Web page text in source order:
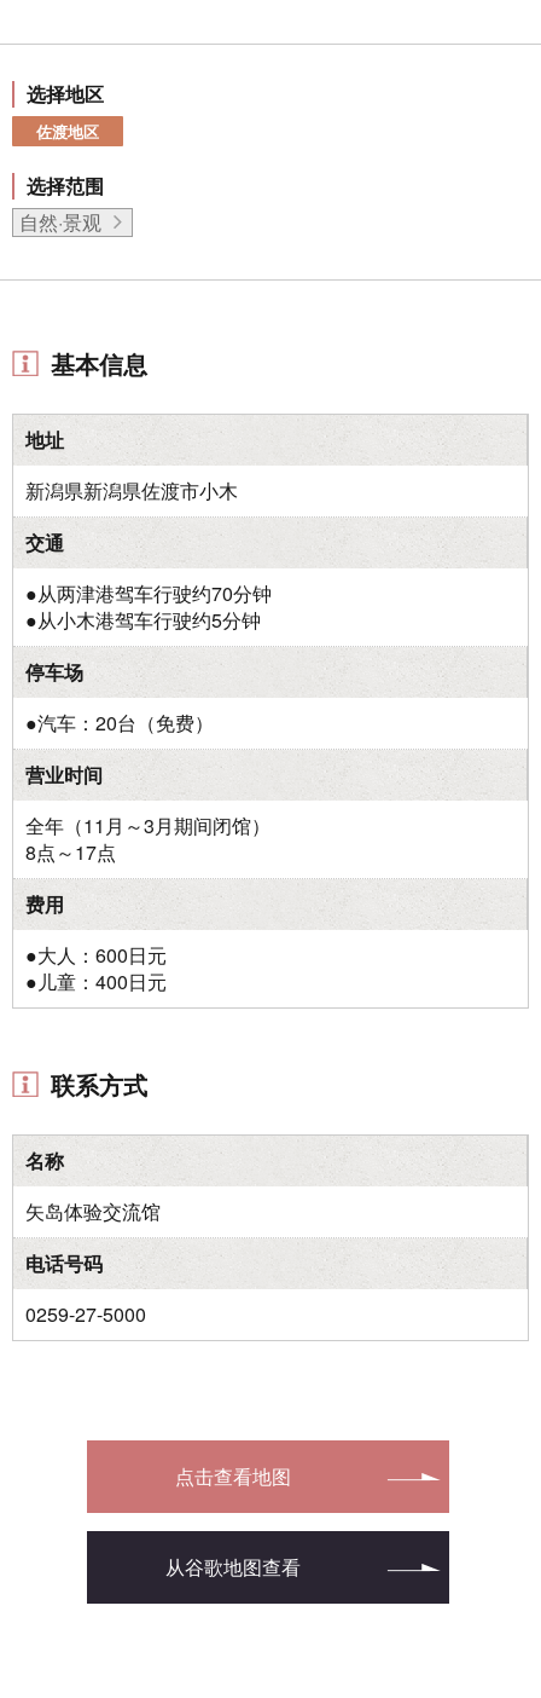
选择地区
佐渡地区
选择范围
自然·景观
基本信息
地址
新潟県新潟県佐渡市小木
交通
●从两津港驾车行驶约70分钟
●从小木港驾车行驶约5分钟
停车场
●汽车：20台（免费）
营业时间
全年（11月～3月期间闭馆）
8点～17点
费用
●大人：600日元
●儿童：400日元
联系方式
名称
矢岛体验交流馆
电话号码
0259-27-5000
点击查看地图
从谷歌地图查看